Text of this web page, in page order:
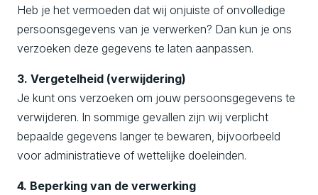
Heb je het vermoeden dat wij onjuiste of onvolledige
persoonsgegevens van je verwerken? Dan kun je ons
verzoeken deze gegevens te laten aanpassen.
3. Vergetelheid (verwijdering)
Je kunt ons verzoeken om jouw persoonsgegevens te
verwijderen. In sommige gevallen zijn wij verplicht
bepaalde gegevens langer te bewaren, bijvoorbeeld
voor administratieve of wettelijke doeleinden.
4. Beperking van de verwerking